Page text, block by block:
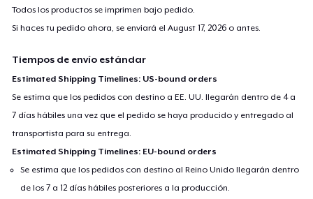
Todos los productos se imprimen bajo pedido.
Si haces tu pedido ahora, se enviará elAugust 17, 2026 o antes.
Tiempos de envío estándar
Estimated Shipping Timelines: US-bound orders
Se estima que los pedidos con destino a EE. UU. llegarán dentro de 4 a
7 días hábiles una vez que el pedido se haya producido y entregado al
transportista para su entrega.
Estimated Shipping Timelines: EU-bound orders
Se estima que los pedidos con destino al Reino Unido llegarán dentro
de los 7 a 12 días hábiles posteriores a la producción.